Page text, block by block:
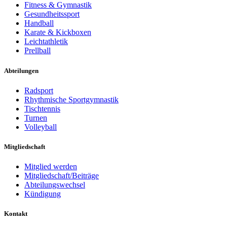
Fitness & Gymnastik
Gesundheitssport
Handball
Karate & Kickboxen
Leichtathletik
Prellball
Abteilungen
Radsport
Rhythmische Sportgymnastik
Tischtennis
Turnen
Volleyball
Mitgliedschaft
Mitglied werden
Mitgliedschaft/Beiträge
Abteilungswechsel
Kündigung
Kontakt